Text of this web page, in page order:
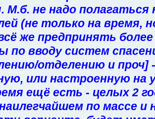
М.б. не надо
(не только на время,
же предпринять
по вводу систем
отделению и проч]
или настроенную на
ещё есть - целых 2
по массе